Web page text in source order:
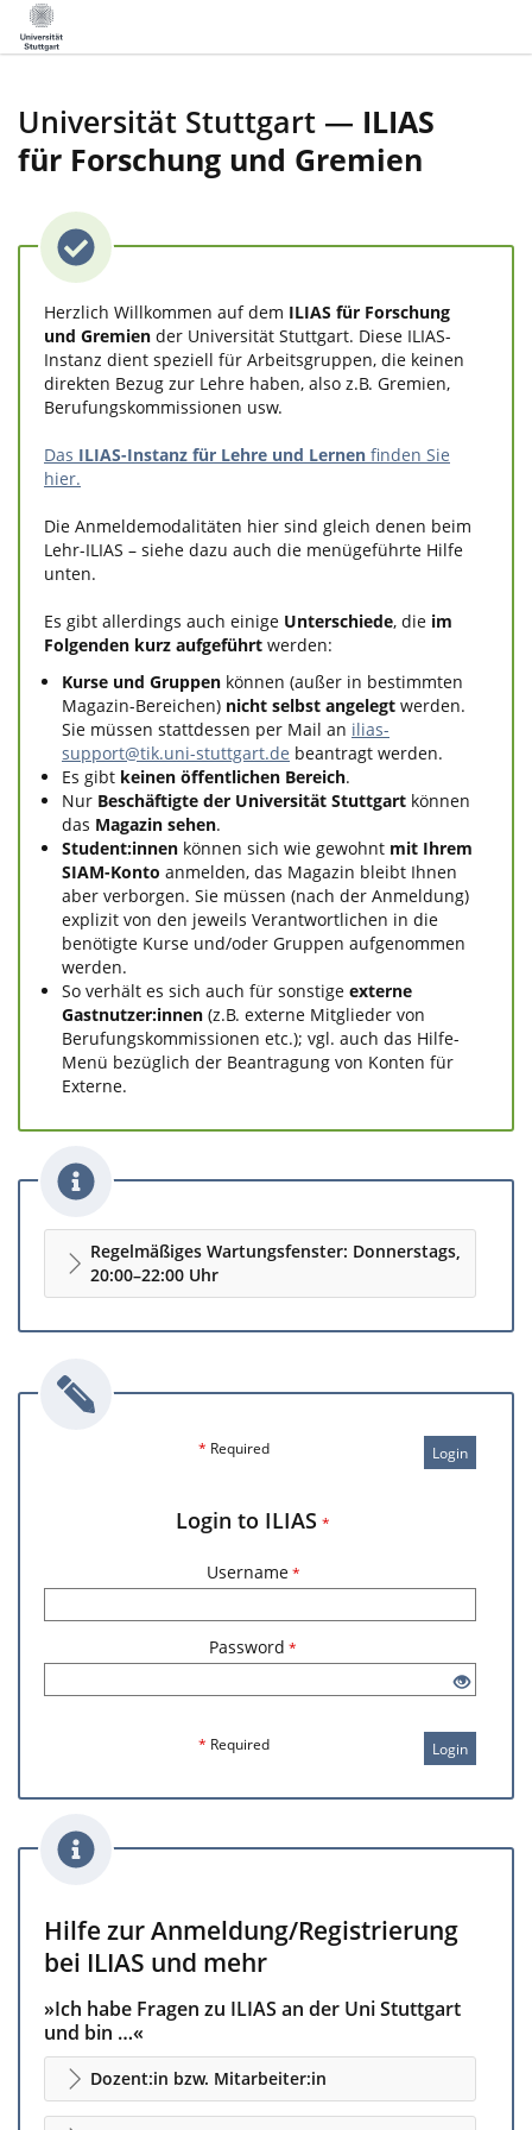
Universität Stuttgart — ILIAS
für Forschung und Gremien
Herzlich Willkommen auf dem ILIAS für Forschung
und Gremien der Universität Stuttgart. Diese ILIAS-
Instanz dient speziell für Arbeitsgruppen, die keinen
direkten Bezug zur Lehre haben, also z.B. Gremien,
Berufungskommissionen usw.
Das ILIAS-Instanz für Lehre und Lernen finden Sie
hier.
Die Anmeldemodalitäten hier sind gleich denen beim
Lehr-ILIAS – siehe dazu auch die menügeführte Hilfe
unten.
Es gibt allerdings auch einige Unterschiede, die im
Folgenden kurz aufgeführt werden:
Kurse und Gruppen können (außer in bestimmten
Magazin-Bereichen) nicht selbst angelegt werden.
Sie müssen stattdessen per Mail an ilias-
support@tik.uni-stuttgart.de beantragt werden.
Es gibt keinen öffentlichen Bereich.
Nur Beschäftigte der Universität Stuttgart können
das Magazin sehen.
Student:innen können sich wie gewohnt mit Ihrem
SIAM-Konto anmelden, das Magazin bleibt Ihnen
aber verborgen. Sie müssen (nach der Anmeldung)
explizit von den jeweils Verantwortlichen in die
benötigte Kurse und/oder Gruppen aufgenommen
werden.
So verhält es sich auch für sonstige externe
Gastnutzer:innen (z.B. externe Mitglieder von
Berufungskommissionen etc.); vgl. auch das Hilfe-
Menü bezüglich der Beantragung von Konten für
Externe.
Regelmäßiges Wartungsfenster: Donnerstags,
20:00–22:00 Uhr
Login
* Required
Login to ILIAS *
Username *
Password *
* Required Login
Hilfe zur Anmeldung/Registrierung
bei ILIAS und mehr
»Ich habe Fragen zu ILIAS an der Uni Stuttgart
und bin …«
Dozent:in bzw. Mitarbeiter:in